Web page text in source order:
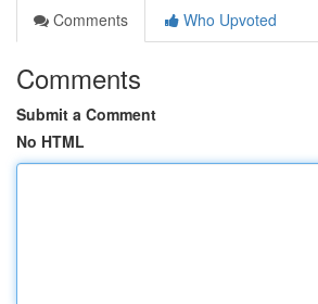
Comments
Who Upvoted
Comments
Submit a Comment
No HTML